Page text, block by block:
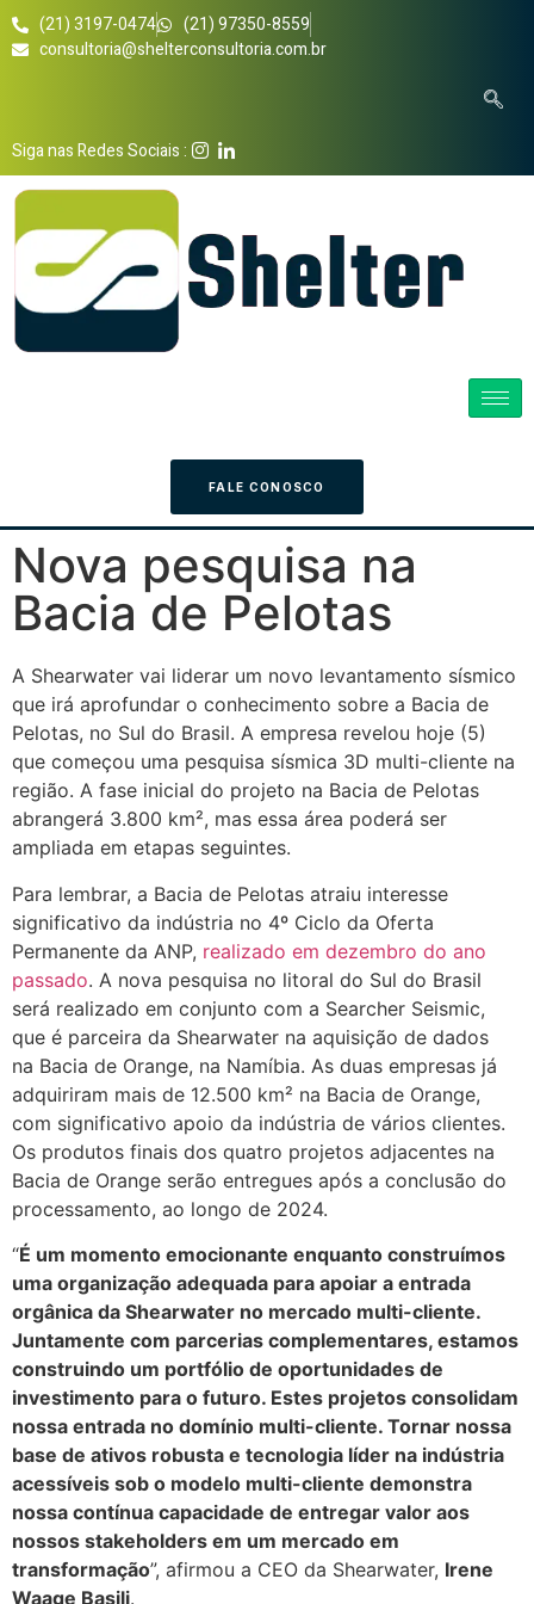
(21) 3197-0474
(21) 97350-8559
consultoria@shelterconsultoria.com.br
Siga nas Redes Sociais :
FALE CONOSCO
Nova pesquisa na
Bacia de Pelotas
A Shearwater vai liderar um novo levantamento sísmico
que irá aprofundar o conhecimento sobre a Bacia de
Pelotas, no Sul do Brasil. A empresa revelou hoje (5)
que começou uma pesquisa sísmica 3D multi-cliente na
região. A fase inicial do projeto na Bacia de Pelotas
abrangerá 3.800 km², mas essa área poderá ser
ampliada em etapas seguintes.
Para lembrar, a Bacia de Pelotas atraiu interesse
significativo da indústria no 4º Ciclo da Oferta
Permanente da ANP, realizado em dezembro do ano
passado. A nova pesquisa no litoral do Sul do Brasil
será realizado em conjunto com a Searcher Seismic,
que é parceira da Shearwater na aquisição de dados
na Bacia de Orange, na Namíbia. As duas empresas já
adquiriram mais de 12.500 km² na Bacia de Orange,
com significativo apoio da indústria de vários clientes.
Os produtos finais dos quatro projetos adjacentes na
Bacia de Orange serão entregues após a conclusão do
processamento, ao longo de 2024.
“É um momento emocionante enquanto construímos
uma organização adequada para apoiar a entrada
orgânica da Shearwater no mercado multi-cliente.
Juntamente com parcerias complementares, estamos
construindo um portfólio de oportunidades de
investimento para o futuro. Estes projetos consolidam
nossa entrada no domínio multi-cliente. Tornar nossa
base de ativos robusta e tecnologia líder na indústria
acessíveis sob o modelo multi-cliente demonstra
nossa contínua capacidade de entregar valor aos
nossos stakeholders em um mercado em
transformação”, afirmou a CEO da Shearwater, Irene
Waage Basili.